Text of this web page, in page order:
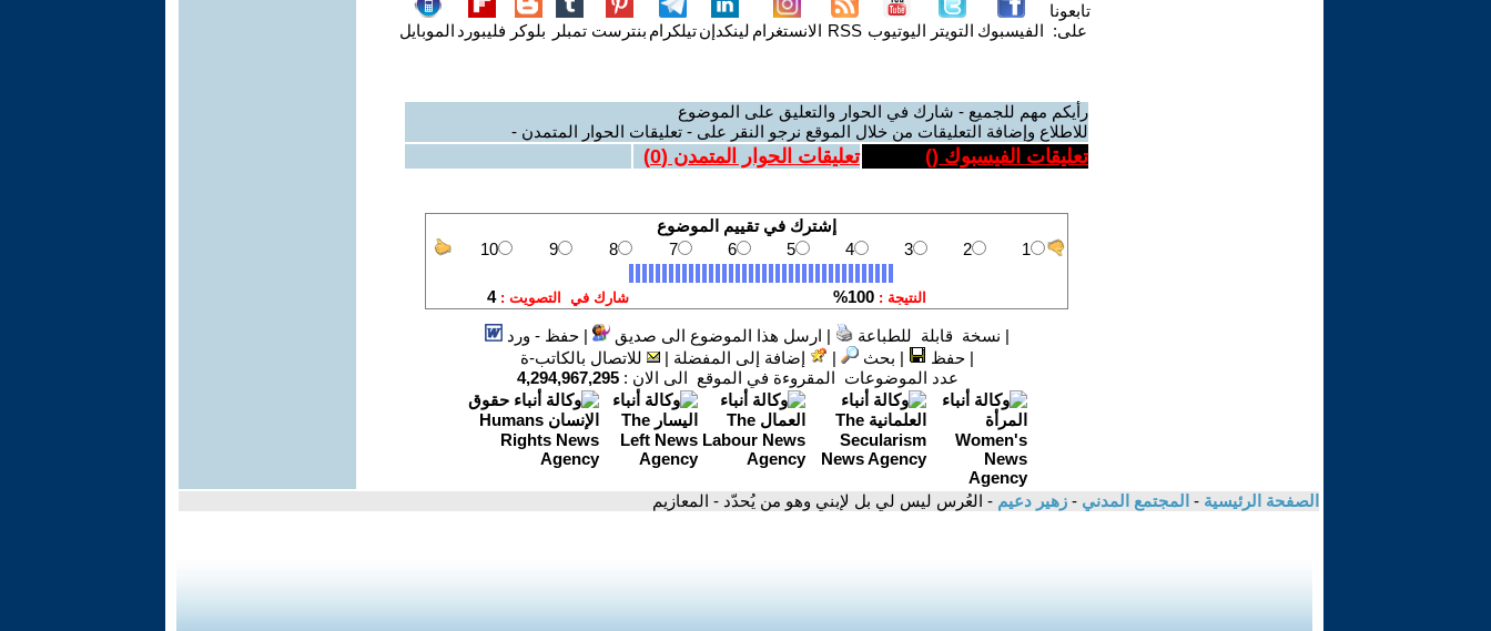
تابعونا
على: الفيسبوك التويتر اليوتيوب RSS الانستغرام لينكدإنتيلكرام بنترست تمبلر بلوكر فليبورد الموبايل
رأيكم مهم للجميع - شارك في الحوار والتعليق على الموضوع
للاطلاع وإضافة التعليقات من خلال الموقع نرجو النقر على - تعليقات الحوار المتمدن -
تعليقات الفيسبوك () تعليقات الحوار المتمدن (0
)
| نسخة قابلة للطباعة | ارسل هذا الموضوع الى صديق |حفظ - ورد
|حفظ | بحث | إضافة إلى المفضلة |
للاتصال بالكاتب-ة
عدد الموضوعات المقروءة في الموقع الى الان : 4,294,967,295
الصفحة الرئيسية - المجتمع المدني - زهير دعيم - العُرس ليس لي بل لإبني وهو من يُحدّد - المعازيم